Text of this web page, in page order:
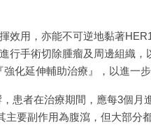
效用，亦能不可逆地黏著
行手術切除腫瘤及周邊組織
化延伸輔助治療』，以進一步
患者在治療期間，應每3個月
要副作用為腹瀉，但大部分